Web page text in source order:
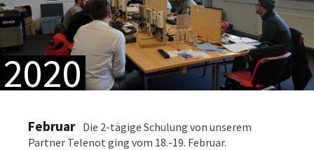
2020
Februar Die 2-tägige Schulung von unserem
Partner Telenot ging vom 18.-19. Februar.